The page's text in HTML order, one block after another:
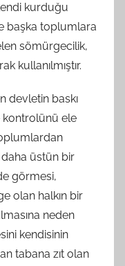
kurduğu
başka toplumlara
sömürgecilik,
kullanılmıştır.
devletin baskı
kontrolünü ele
daha üstün bir
görmesi,
olan halkın bir
neden
kendisinin
tabana zıt olan